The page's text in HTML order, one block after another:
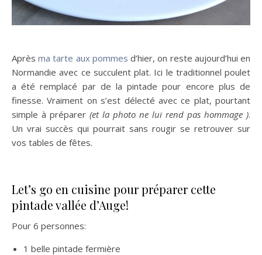
Aprèsma tarte aux pommes d’hier, on reste aujourd’hui en
Normandie avec ce succulent plat. Ici le traditionnel poulet
a été remplacé par de la pintade pour encore plus de
finesse. Vraiment on s’est délecté avec ce plat, pourtant
simple à préparer (et la photo ne lui rend pas hommage ).
Un vrai succès qui pourrait sans rougir se retrouver sur
vos tables de fêtes.
Let’s go en cuisine pour préparer cette
pintade vallée d’Auge!
Pour 6 personnes:
1 belle pintade fermière